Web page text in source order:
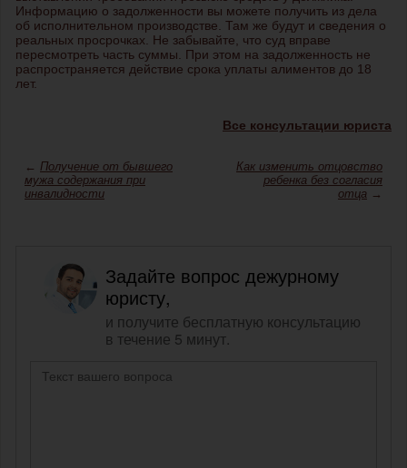
Информацию о задолженности вы можете получить из дела
об исполнительном производстве. Там же будут и сведения о
реальных просрочках. Не забывайте, что суд вправе
пересмотреть часть суммы. При этом на задолженность не
распространяется действие срока уплаты алиментов до 18
лет.
Все консультации юриста
← Получение от бывшего
мужа содержания при
инвалидности
Как изменить отцовство
ребенка без согласия
отца →
Задайте вопрос дежурному
юристу,
и получите бесплатную консультацию
в течение 5 минут.